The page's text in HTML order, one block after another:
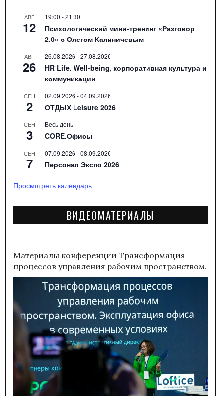
АВГ
12
19:00 -21:30
Психологический мини-тренинг «Разговор
2.0» с Олегом Калиничевым
АВГ
26
26.08.2026 -27.08.2026
HR Life. Well-being, корпоративная культура и
коммуникации
СЕН
2
02.09.2026 -04.09.2026
ОТДЫХ Leisure 2026
СЕН
3
Весь день
CORE.Офисы
СЕН
7
07.09.2026 -08.09.2026
Персонал Экспо 2026
Просмотреть календарь
ВИДЕОМАТЕРИАЛЫ
Материалы конференции Трансформация
процессов управления рабочим пространством.